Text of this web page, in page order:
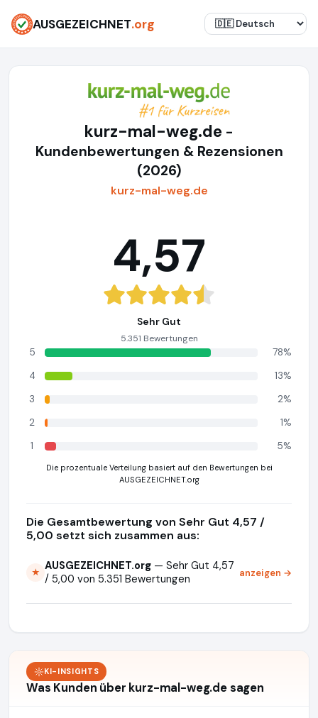
AUSGEZEICHNET.org
kurz-mal-weg.de -
Kundenbewertungen & Rezensionen
(2026)
kurz-mal-weg.de
4,57
Sehr Gut
5.351 Bewertungen
5
78%
4
13%
3
2%
2
1%
1
5%
Die prozentuale Verteilung basiert auf den Bewertungen bei
AUSGEZEICHNET.org
Die Gesamtbewertung von Sehr Gut 4,57 /
5,00 setzt sich zusammen aus:
★ AUSGEZEICHNET.org — Sehr Gut 4,57
/ 5,00 von 5.351 Bewertungen
anzeigen →
KI-INSIGHTS
Was Kunden über kurz-mal-weg.de sagen